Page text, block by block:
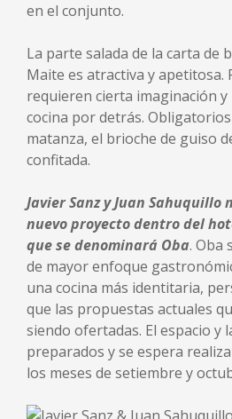
en el conjunto.
La parte salada de la carta de
Maite es atractiva y apetitosa.
requieren cierta imaginación
cocina por detrás.
matanza, el brioche de guiso
confitada.
Javier Sanz y Juan Sahuquillo
nuevo proyecto dentro del
que se denominará Oba. Oba
de mayor enfoque
una cocina más identitaria,
que las propuestas actuales
siendo ofertadas. El espacio y
preparados y se espera
los meses de setiembre y